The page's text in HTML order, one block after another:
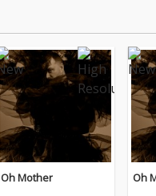
Oh Mother Oh